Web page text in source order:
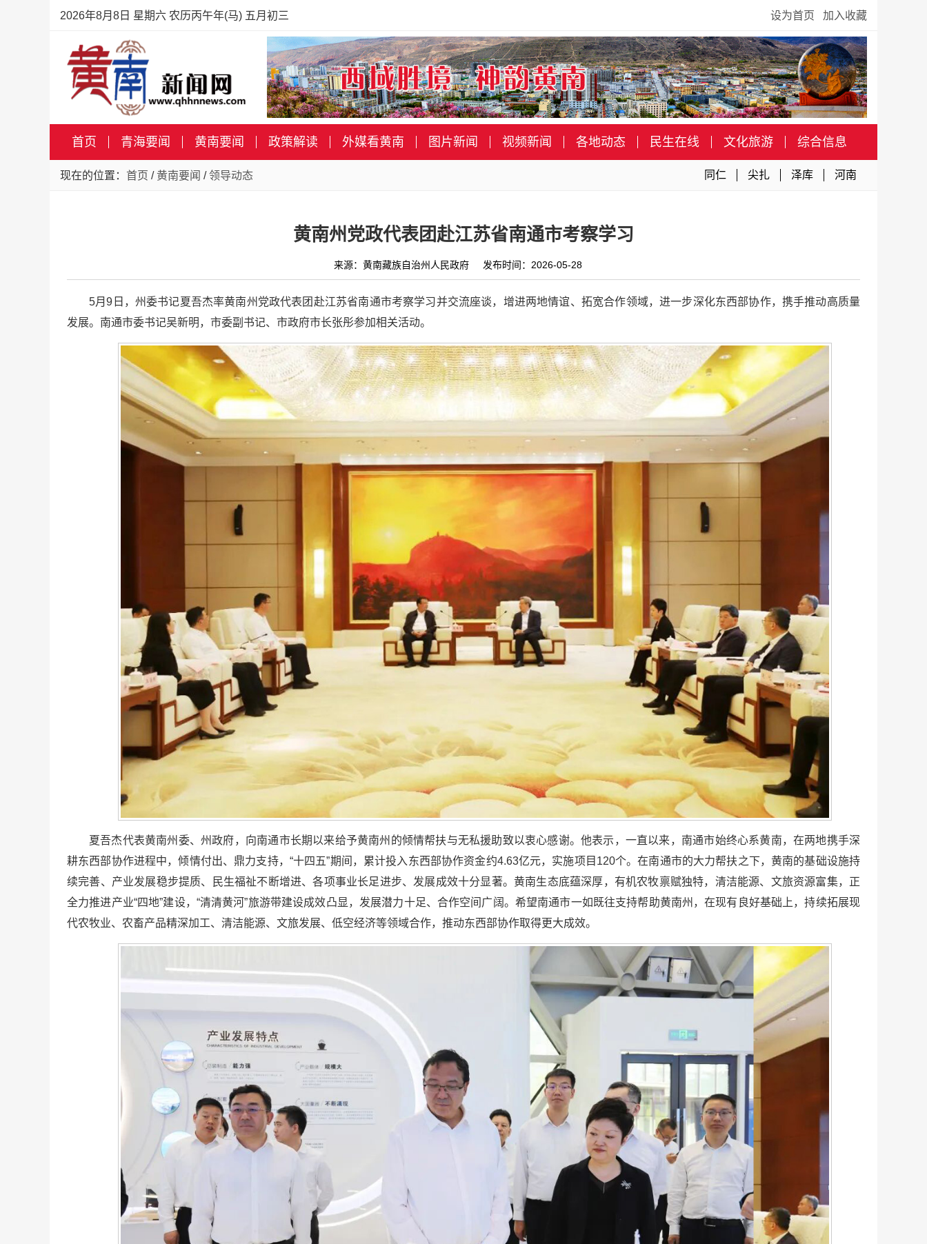
2026年8月8日 星期六 农历丙午年(马) 五月初三 设为首页 加入收藏
首页 青海要闻 黄南要闻 政策解读 外媒看黄南 图片新闻 视频新闻 各地动态 民生在线 文化旅游 综合信息
现在的位置： 首页 / 黄南要闻 /领导动态 同仁 尖扎 泽库 河南
黄南州党政代表团赴江苏省南通市考察学习
来源：黄南藏族自治州人民政府 发布时间：2026-05-28
5月9日，州委书记夏吾杰率黄南州党政代表团赴江苏省南通市考察学习并交流座谈，增进两地情谊、拓宽合作领域，进一步深化东西部协作，携手推动高质量
发展。南通市委书记吴新明，市委副书记、市政府市长张彤参加相关活动。
夏吾杰代表黄南州委、州政府，向南通市长期以来给予黄南州的倾情帮扶与无私援助致以衷心感谢。他表示，一直以来，南通市始终心系黄南，在两地携手深
耕东西部协作进程中，倾情付出、鼎力支持，“十四五”期间，累计投入东西部协作资金约4.63亿元，实施项目120个。在南通市的大力帮扶之下，黄南的基础设施持
续完善、产业发展稳步提质、民生福祉不断增进、各项事业长足进步、发展成效十分显著。黄南生态底蕴深厚，有机农牧禀赋独特，清洁能源、文旅资源富集，正
全力推进产业“四地”建设，“清清黄河”旅游带建设成效凸显，发展潜力十足、合作空间广阔。希望南通市一如既往支持帮助黄南州，在现有良好基础上，持续拓展现
代农牧业、农畜产品精深加工、清洁能源、文旅发展、低空经济等领域合作，推动东西部协作取得更大成效。